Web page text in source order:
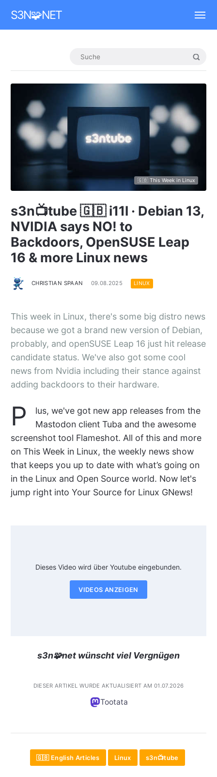
S3N🧩NET
🇬🇧 This Week in Linux
s3n📺tube 🇬🇧 i11l · Debian 13,
NVIDIA says NO! to
Backdoors, OpenSUSE Leap
16 & more Linux news
CHRISTIAN SPAAN 09.08.2025 LINUX
This week in Linux, there's some big distro news
because we got a brand new version of Debian,
probably, and openSUSE Leap 16 just hit release
candidate status. We've also got some cool
news from Nvidia including their stance against
adding backdoors to their hardware.
P
lus, we've got new app releases from the
Mastodon client Tuba and the awesome
screenshot tool Flameshot. All of this and more
on This Week in Linux, the weekly news show
that keeps you up to date with what’s going on
in the Linux and Open Source world. Now let's
jump right into Your Source for Linux GNews!
Dieses Video wird über Youtube eingebunden.
VIDEOS ANZEIGEN
s3n🧩net wünscht viel Vergnügen
DIESER ARTIKEL WURDE AKTUALISIERT AM 01.07.2026
Tootata
🇬🇧 English Articles Linux s3n📺tube